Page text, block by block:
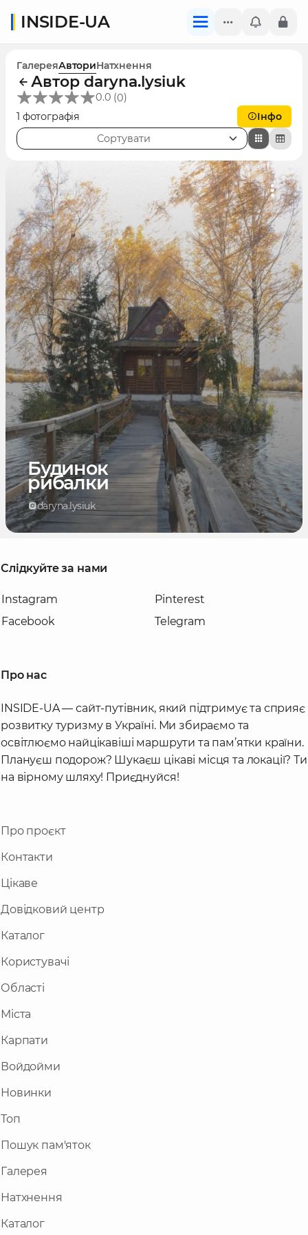
INSIDE-UA
ГалереяАвториНатхнення
Автор daryna.lysiuk
0.0 (0)
1 фотографія
Інфо
Сортувати
Будинок
рибалки
daryna.lysiuk
Слідкуйте за нами
Instagram
Facebook
Pinterest
Telegram
Про нас
INSIDE-UA — сайт-путівник, який підтримує та сприяє
розвитку туризму в Україні. Ми збираємо та
освітлюємо найцікавіші маршрути та пам’ятки країни.
Плануєш подорож? Шукаєш цікаві місця та локації? Ти
на вірному шляху! Приєднуйся!
Про проєкт
Контакти
Цікаве
Довідковий центр
Каталог
Користувачі
Області
Міста
Карпати
Войдойми
Новинки
Топ
Пошук пам'яток
Галерея
Натхнення
Каталог